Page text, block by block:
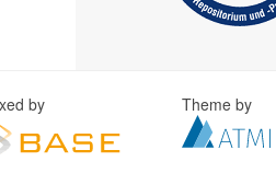
by Theme by